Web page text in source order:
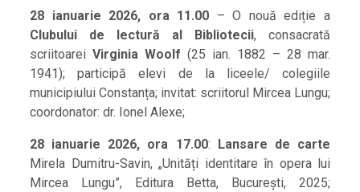
28 ianuarie 2026, ora 11.00 – O nouă ediție a
Clubului de lectură al Bibliotecii, consacrată
scriitoarei Virginia Woolf (25 ian. 1882 – 28 mar.
1941); participă elevi de la liceele/ colegiile
municipiului Constanța; invitat: scriitorul Mircea Lungu;
coordonator: dr. Ionel Alexe;
28 ianuarie 2026, ora 17.00:
Lansare de carte
Mirela Dumitru-Savin, „Unități identitare în opera lui
Mircea Lungu”, Editura Betta, București, 2025;